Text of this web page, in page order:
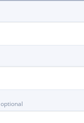
optional